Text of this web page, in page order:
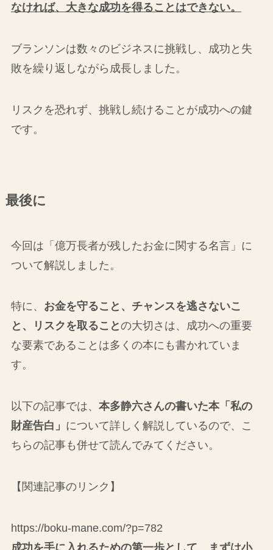
なければ、大きな成功を得ることはできない。
ブランソンは数々のビジネスに挑戦し、成功と失
敗を繰り返しながら成長しました。
リスクを恐れず、挑戦し続けることが成功への鍵
です。
最後に
今回は「億万長者が残したお金に関する名言」に
ついて解説しました。
特に、 お金を守ること、チャンスを逃さないこ
と、リスクを取ることの大切さは、成功への重要
な要素であることは多くの本にも書かれていま
す。
以下の記事では、 本多静六さんの書いた本「私の
財産告白」 について詳しく解説しているので、こ
ちらの記事も併せて読んでみてください。
【関連記事のリンク】
https://boku-mane.com/?p=782
成功を手に入れるための第一歩として、まずは小